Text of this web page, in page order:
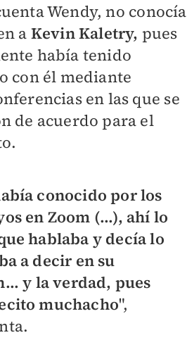
Wendy, no conocía
a Kevin Kaletry, pues
había tenido
con él mediante
en las que se
de acuerdo para el
conocido por los
en Zoom (...), ahí lo
hablaba y decía lo
a decir en su
y la verdad, pues
muchacho",